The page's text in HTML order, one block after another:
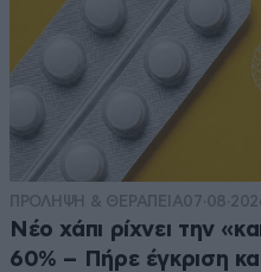
ΠΡΟΛΗΨΗ & ΘΕΡΑΠΕΙΑ
Νέο χάπι ρίχνει την
60% – Πήρε έγκριση